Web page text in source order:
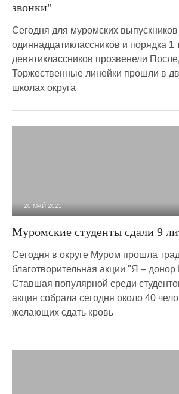
звонки"
Сегодня для муромских
одиннадцатиклассников и порядка 1
девятиклассников прозвенели
Торжественные линейки прошли в
школах округа
20 МАЙ 2025
Муромские студенты сдали 9
Сегодня в округе Муром прошла
благотворительная акции "Я –
Ставшая популярной среди
акция собрала сегодня около 40
желающих сдать кровь